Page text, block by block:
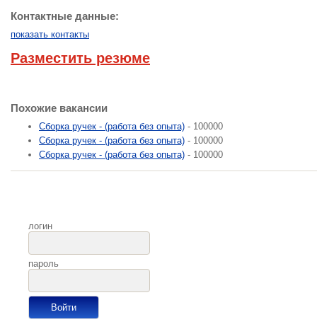
Контактные данные:
показать контакты
Разместить резюме
Похожие вакансии
Сборка ручек - (работа без опыта) - 100000
Сборка ручек - (работа без опыта) - 100000
Сборка ручек - (работа без опыта) - 100000
логин
пароль